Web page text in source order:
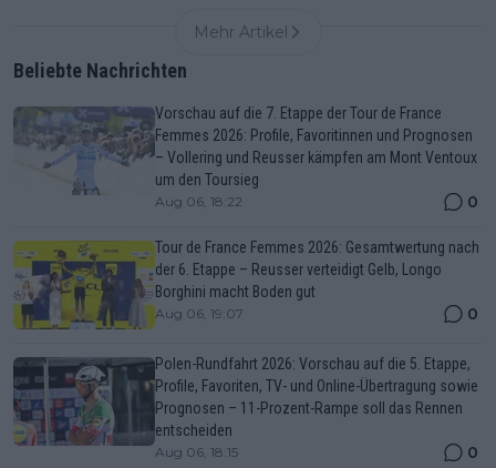
Mehr Artikel
Beliebte Nachrichten
Vorschau auf die 7. Etappe der Tour de France
Femmes 2026: Profile, Favoritinnen und Prognosen
– Vollering und Reusser kämpfen am Mont Ventoux
um den Toursieg
Aug 06, 18:22 0
Tour de France Femmes 2026: Gesamtwertung nach
der 6. Etappe – Reusser verteidigt Gelb, Longo
Borghini macht Boden gut
Aug 06, 19:07 0
Polen-Rundfahrt 2026: Vorschau auf die 5. Etappe,
Profile, Favoriten, TV- und Online-Übertragung sowie
Prognosen – 11-Prozent-Rampe soll das Rennen
entscheiden
Aug 06, 18:15 0